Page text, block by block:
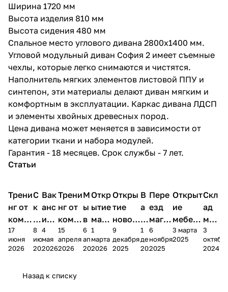
Ширина 1720 мм
Высота изделия 810 мм
Высота сидения 480 мм
Спальное место углового дивана 2800х1400 мм.
Угловой модульный диван София 2 имеет съемные
чехлы, которые легко снимаются и чистятся.
Наполнитель мягких элементов листовой ППУ и
синтепон, эти материалы делают диван мягким и
комфортным в эксплуатации. Каркас дивана ЛДСП
и элементы хвойных древесных пород.
Цена дивана может меняется в зависимости от
категории ткани и набора модулей.
Гарантия - 18 месяцев. Срок службы - 7 лет.
Статьи
Трени
нг от
комп
ании
Мело
17
июня
2026
С
к
и
д
к
2
8
июня
2026
Вак
анс
ия в
Чеб
окс
4
мая
2026
Трени
нг от
комп
ании
Мело
15
апреля
2026
М
ы
в
М
А
6
апреля
2026
Откр
ытие
мага
зина
в
1
марта
2026
Откры
тие
новог
о
магаз
9
декабря
2025
В
а
к
а
н
1
декабря
2025
Пере
езд
магаз
ина в
г.
6
ноября
2025
Открыт
ие
мебель
ного
салона
3 марта
2025
Скл
ад
меб
ели
пер
3
2024
Назад к списку